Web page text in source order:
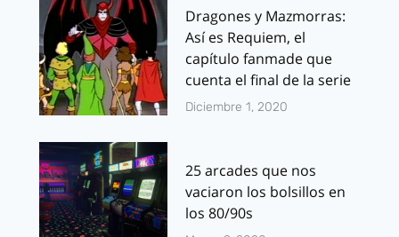
Dragones y Mazmorras:
Así es Requiem, el
capítulo fanmade que
cuenta el final de la serie
Diciembre 1, 2020
25 arcades que nos
vaciaron los bolsillos en
los 80/90s